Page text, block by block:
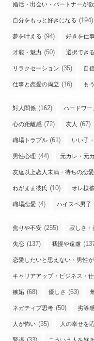
婚活・出会い・パートナーが
自分をもっと好きになる (194)
夢を叶える (94) 好きを仕
才能・魅力 (50) 選択でき
リラクセーション (35) 自
仕事と恋愛の両立 (16) も
対人関係 (162) ハードワー
心の距離感 (72) 友人 (67)
職場トラブル (61) いい子
男性心理 (44) 元カレ・元
友達以上恋人未満・待ちの恋愛
わがまま彼氏 (10) オレ様
職場恋愛 (4) ハイスペ男子
焦りや不安 (255) 寂しさ・
失恋 (137) 我慢や遠慮
恋愛したいと思えない・男性
キャリアアップ・ビジネス・
嫉妬 (68) 優しさ (63)
ネガティブ思考 (50) 劣等
人が怖い (35) 人の幸せを